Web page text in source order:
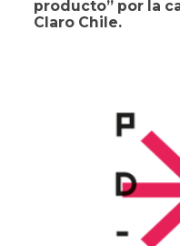
producto” por la
Claro Chile.